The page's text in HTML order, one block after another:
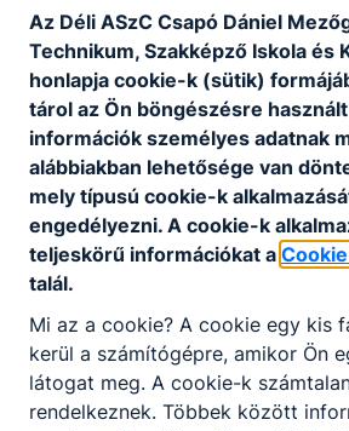
A Déli ASzC Csapó Dániel
Technikum angolnyelv-oktatót
munkaidőben. Olyan elhivatott
jelentkezését várjuk, aki
tanulóink nyelvtudását, és
bekapcsolódik iskolánk
pályázati feltételek és a
az álláshirdetésben olvashatók.
Részletek, jelentkezés
Jelentkezési határidő
2026.08.17.
Teljes
Déli ASzC Csapó Dániel
Szakképző Iskola és Kollégium,
19.
Az Déli ASzC Csapó Dániel
Technikum, Szakképző Iskola és
honlapja cookie-k (sütik)
tárol az Ön böngészésre
információk személyes adatnak
alábbiakban lehetősége van
mely típusú cookie-k
engedélyezni. A cookie-k
teljeskörű információkat a
talál.
Mi az a cookie? A cookie egy kis
kerül a számítógépre, amikor Ön
látogat meg. A cookie-k
rendelkeznek. Többek között